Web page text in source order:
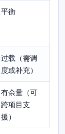
平衡
过载（需调
度或补充）
有余量（可
跨项目支
援）